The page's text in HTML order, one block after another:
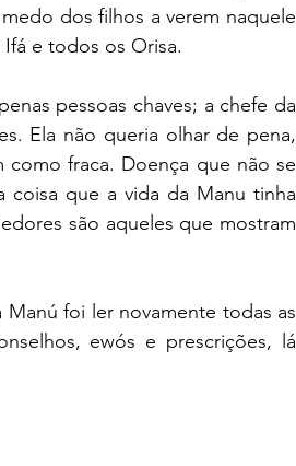
dos filhos a verem naquele
e todos os Orisa.
pessoas chaves; a chefe da
Ela não queria olhar de pena,
fraca. Doença que não se
coisa que a vida da Manu tinha
são aqueles que mostram
foi ler novamente todas as
ewós e prescrições, lá